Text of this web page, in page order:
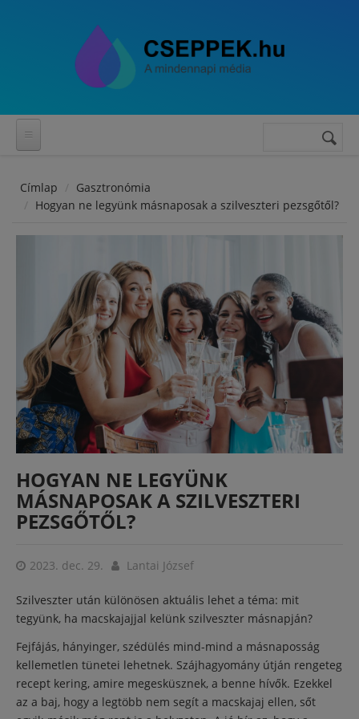
Keresés
Címlap
Gasztronómia
Hogyan ne legyünk másnaposak a szilveszteri pezsgőtől?
HOGYAN NE LEGYÜNK
MÁSNAPOSAK A SZILVESZTERI
PEZSGŐTŐL?
2023. dec. 29. Lantai József
Szilveszter után különösen aktuális lehet a téma: mit
tegyünk, ha macskajajjal kelünk szilveszter másnapján?
Fejfájás, hányinger, szédülés mind-mind a másnaposság
kellemetlen tünetei lehetnek. Szájhagyomány útján rengeteg
recept kering, amire megesküsznek, a benne hívők. Ezekkel
az a baj, hogy a legtöbb nem segít a macskajaj ellen, sőt